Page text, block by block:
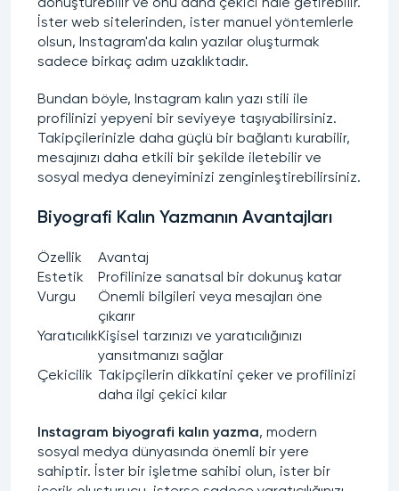
dönüştürebilir ve onu daha çekici hale getirebilir.
İster web sitelerinden, ister manuel yöntemlerle
olsun, Instagram'da kalın yazılar oluşturmak
sadece birkaç adım uzaklıktadır.
Bundan böyle, Instagram kalın yazı stili ile
profilinizi yepyeni bir seviyeye taşıyabilirsiniz.
Takipçilerinizle daha güçlü bir bağlantı kurabilir,
mesajınızı daha etkili bir şekilde iletebilir ve
sosyal medya deneyiminizi zenginleştirebilirsiniz.
Biyografi Kalın Yazmanın Avantajları
Özellik
Avantaj
Estetik
Profilinize sanatsal bir dokunuş katar
Vurgu
Önemli bilgileri veya mesajları öne
çıkarır
YaratıcılıkKişisel tarzınızı ve yaratıcılığınızı
yansıtmanızı sağlar
Çekicilik
Takipçilerin dikkatini çeker ve profilinizi
daha ilgi çekici kılar
Instagram biyografi kalın yazma, modern
sosyal medya dünyasında önemli bir yere
sahiptir. İster bir işletme sahibi olun, ister bir